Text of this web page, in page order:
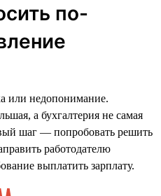
по-
или недопонимание.
а бухгалтерия не самая
шаг — попробовать решить
работодателю
выплатить зарплату.